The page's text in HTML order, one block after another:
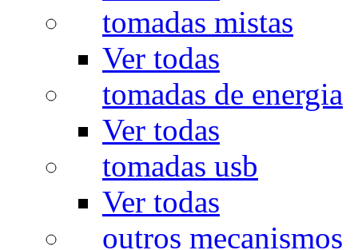
tomadas mistas
Ver todas
tomadas de energia
Ver todas
tomadas usb
Ver todas
outros mecanismos